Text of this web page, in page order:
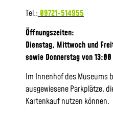
Tel.: 09721-514955
Öffnungszeiten:
Dienstag, Mittwoch und
sowie Donnerstag von
Im Innenhof des Museums
ausgewiesene Parkplätze,
Kartenkauf nutzen können.